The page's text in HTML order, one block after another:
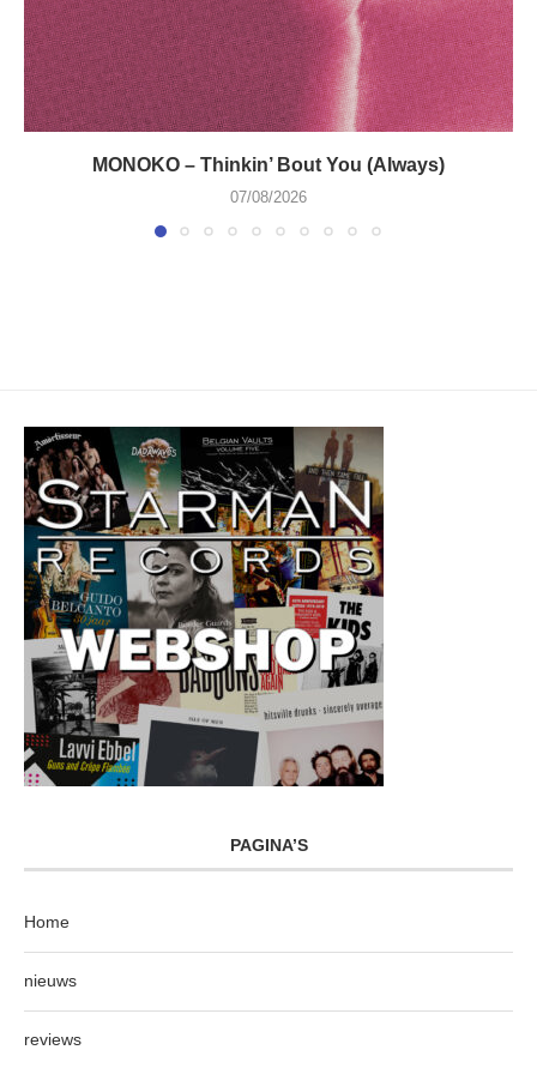
MONOKO – Thinkin’ Bout You (Always)
07/08/2026
PAGINA’S
Home
nieuws
reviews